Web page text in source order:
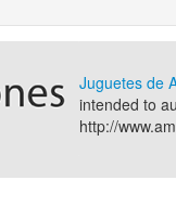
Juguetes de
intended to
http://